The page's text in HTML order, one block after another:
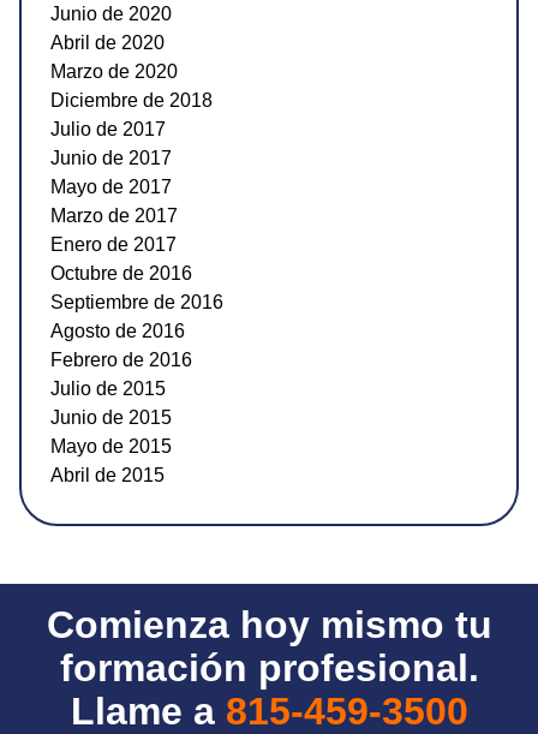
Junio de 2020
Abril de 2020
Marzo de 2020
Diciembre de 2018
Julio de 2017
Junio de 2017
Mayo de 2017
Marzo de 2017
Enero de 2017
Octubre de 2016
Septiembre de 2016
Agosto de 2016
Febrero de 2016
Julio de 2015
Junio de 2015
Mayo de 2015
Abril de 2015
Comienza hoy mismo tu
formación profesional.
Llame a 815-459-3500